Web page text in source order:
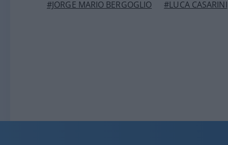
#JORGE MARIO BERGOGLIO
#LUCA CASARINI